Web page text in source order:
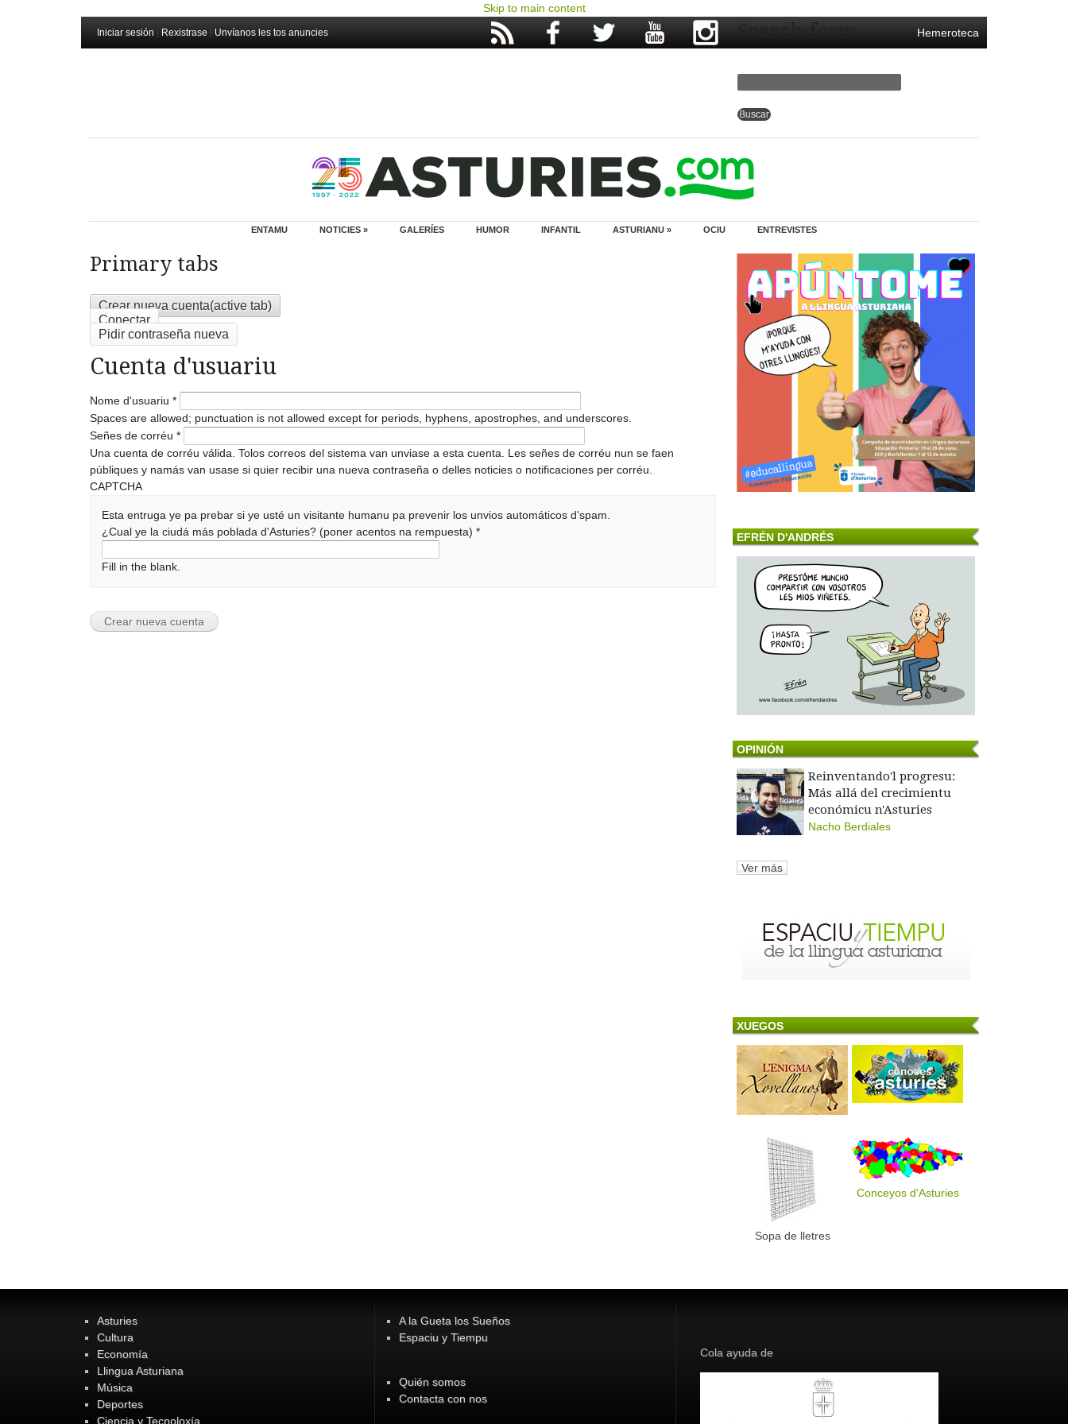
Skip to main content
Iniciar sesión Rexistrase Unvíanos les tos anuncies Hemeroteca
Search form
ENTAMU NOTICIES » GALERÍES HUMOR INFANTIL ASTURIANU » OCIU ENTREVISTES
Primary tabs
Crear nueva cuenta(active tab)
Conectar
Pidir contraseña nueva
Cuenta d'usuariu
Nome d'usuariu *
Spaces are allowed; punctuation is not allowed except for periods, hyphens, apostrophes, and underscores.
Señes de corréu *
Una cuenta de corréu válida. Tolos correos del sistema van unviase a esta cuenta. Les señes de corréu nun se faen
públiques y namás van usase si quier recibir una nueva contraseña o delles noticies o notificaciones per corréu.
CAPTCHA
Esta entruga ye pa prebar si ye usté un visitante humanu pa prevenir los unvios automáticos d'spam.
¿Cual ye la ciudá más poblada d'Asturies? (poner acentos na rempuesta)*
Fill in the blank.
EFRÉN D'ANDRÉS
OPINIÓN
Reinventando'l progresu:
Más allá del crecimientu
económicu n'Asturies
Nacho Berdiales
Ver más
XUEGOS
Sopa de lletres
Conceyos d'Asturies
Asturies
Cultura
Economía
Llingua Asturiana
Música
Deportes
Ciencia y Tecnoloxía
A la Gueta los Sueños
Espaciu y Tiempu
Quién somos
Contacta con nos
Cola ayuda de